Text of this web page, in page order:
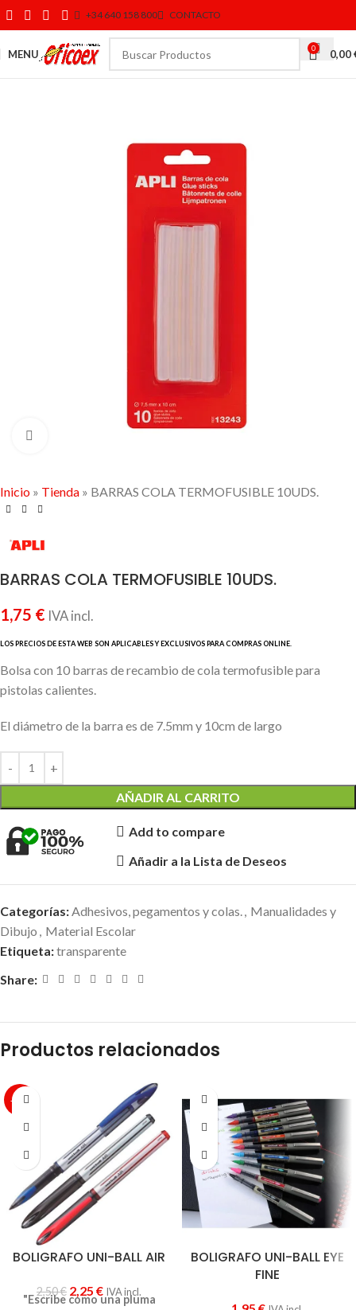
+34 640 158 800 CONTACTO
MENU 0 0,00
Inicio » Tienda » BARRAS COLA TERMOFUSIBLE 10UDS.
BARRAS COLA TERMOFUSIBLE 10UDS.
1,75 € IVA incl.
Bolsa con 10 barras de recambio de cola termofusible para
pistolas calientes.
El diámetro de la barra es de 7.5mm y 10cm de largo
AÑADIR AL CARRITO
Add to compare
Añadir a la Lista de Deseos
Categorías: Adhesivos, pegamentos y colas.
Manualidades y
Dibujo
Material Escolar
Etiqueta:transparente
Share:
Productos relacionados
-10%
BOLIGRAFO UNI-BALL AIR
2,50€ 2,25 € IVA incl.
"Escribe como una pluma
BOLIGRAFO UNI-BALL EYE
FINE